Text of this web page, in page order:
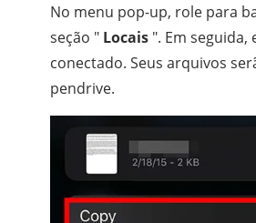
No menu pop-up, role para
seção " Locais ". Em
conectado. Seus arquivos
pendrive.